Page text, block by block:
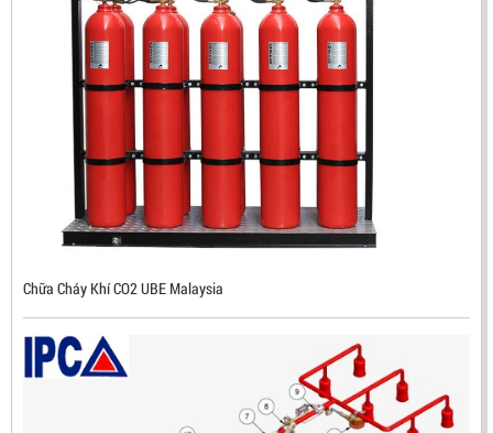
ĐẦU BÁO TIA LỬA IR3 RX500 CHỐNG CHÁY NỔ TIÊU
CHUẨN FM HÀN QUỐC
LIÊN HỆ
Mã sản phẩm: RX500
Chữa Cháy Khí CO2 UBE Malaysia